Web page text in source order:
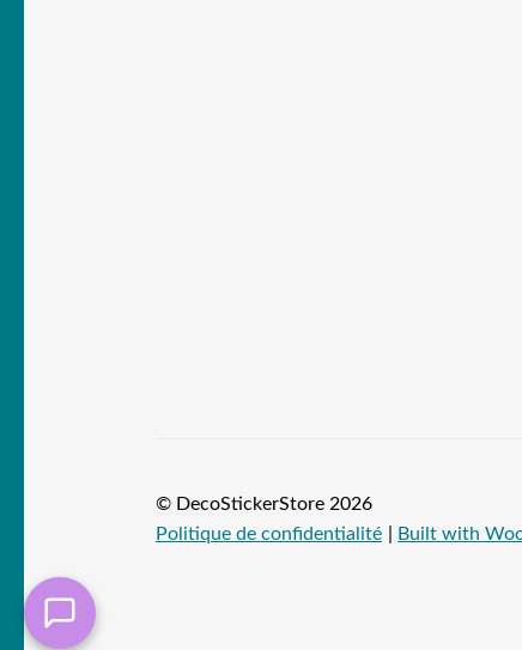
© DecoStickerStore 2026
Politique de confidentialité
Built with